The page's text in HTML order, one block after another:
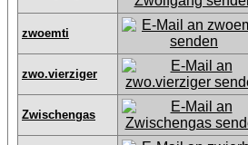
zwoemti
zwo.vierziger
Zwischengas